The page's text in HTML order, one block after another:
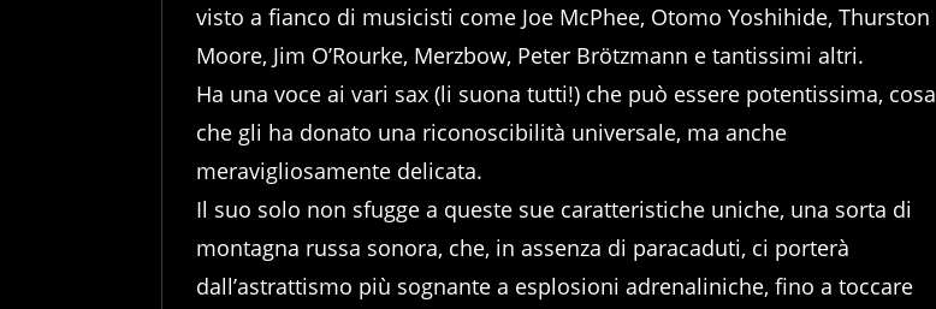
visto a fianco di musicisti come Joe McPhee, Otomo Yoshihide, Thurston
Moore, Jim O’Rourke, Merzbow, Peter Brötzmann e tantissimi altri.
Ha una voce ai vari sax (li suona tutti!) che può essere potentissima, cosa
che gli ha donato una riconoscibilità universale, ma anche
meravigliosamente delicata.
Il suo solo non sfugge a queste sue caratteristiche uniche, una sorta di
montagna russa sonora, che, in assenza di paracaduti, ci porterà
dall’astrattismo più sognante a esplosioni adrenaliniche, fino a toccare